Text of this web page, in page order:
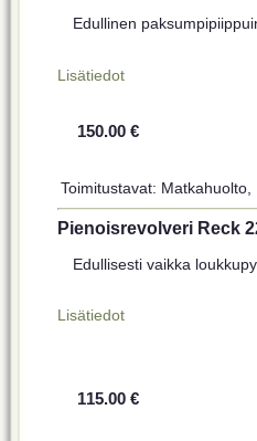
Edullinen
Lisätiedot
150.00 €
Toimitustavat:
Pienoisrevolveri Reck
Edullisesti vaikka
Lisätiedot
115.00 €